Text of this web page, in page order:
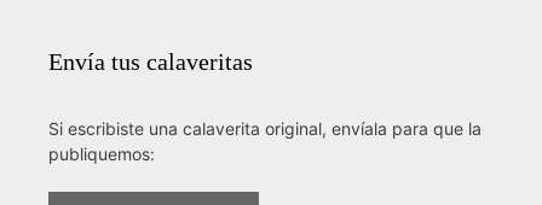
Envía tus calaveritas
Si escribiste una calaverita original, envíala para que la
publiquemos: